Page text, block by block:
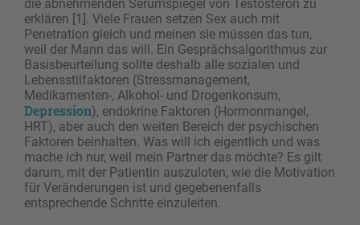
die abnehmenden Serumspiegel von Testosteron zu
erklären [1]. Viele Frauen setzen Sex auch mit
Penetration gleich und meinen sie müssen das tun,
weil der Mann das will. Ein Gesprächsalgorithmus zur
Basisbeurteilung sollte deshalb alle sozialen und
Lebensstilfaktoren (Stressmanagement,
Medikamenten-, Alkohol- und Drogenkonsum,
Depression), endokrine Faktoren (Hormonmangel,
HRT), aber auch den weiten Bereich der psychischen
Faktoren beinhalten. Was will ich eigentlich und was
mache ich nur, weil mein Partner das möchte? Es gilt
darum, mit der Patientin auszuloten, wie die Motivation
für Veränderungen ist und gegebenenfalls
entsprechende Schritte einzuleiten.